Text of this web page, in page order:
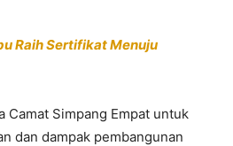
Raih Sertifikat Menuju
Camat Simpang Empat untuk
dan dampak pembangunan